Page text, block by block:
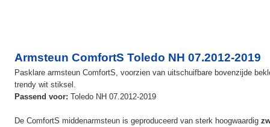
Armsteun ComfortS Toledo NH 07.2012-2019
Pasklare armsteun ComfortS, voorzien van uitschuifbare bovenzijde
trendy wit stiksel.
Passend voor: Toledo NH 07.2012-2019
De ComfortS middenarmsteun is geproduceerd van sterk hoogwaardig